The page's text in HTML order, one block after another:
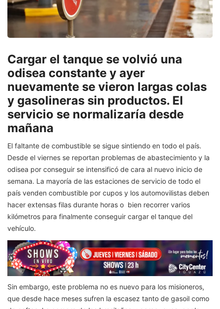
Cargar el tanque se volvió una
odisea constante y ayer
nuevamente se vieron largas colas
y gasolineras sin productos. El
servicio se normalizaría desde
mañana
El faltante de combustible se sigue sintiendo en todo el país.
Desde el viernes se reportan problemas de abastecimiento y la
odisea por conseguir se intensificó de cara al nuevo inicio de
semana. La mayoría de las estaciones de servicio de todo el
país venden combustible por cupos y los automovilistas deben
hacer extensas filas durante horas o bien recorrer varios
kilómetros para finalmente conseguir cargar el tanque del
vehículo.
Sin embargo, este problema no es nuevo para los misioneros,
que desde hace meses sufren la escasez tanto de gasoil como